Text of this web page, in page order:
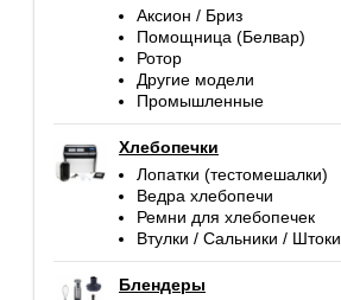
Аксион / Бриз
Помощница (Белвар)
Ротор
Другие модели
Промышленные
Хлебопечки
Лопатки (тестомешалки)
Ведра хлебопечи
Ремни для хлебопечек
Втулки / Сальники / Штоки
Блендеры